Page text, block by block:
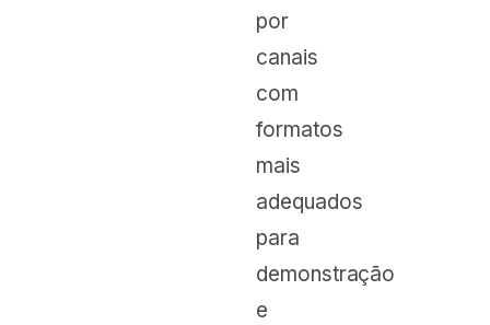
por
canais
com
formatos
mais
adequados
para
demonstração
e